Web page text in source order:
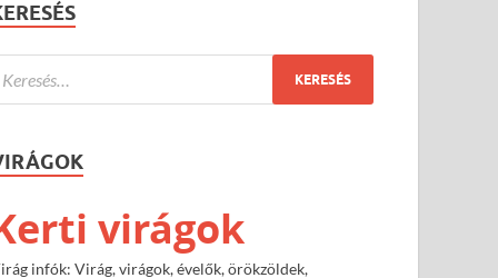
virágok
infók: Virág, virágok, évelők, örökzöldek,